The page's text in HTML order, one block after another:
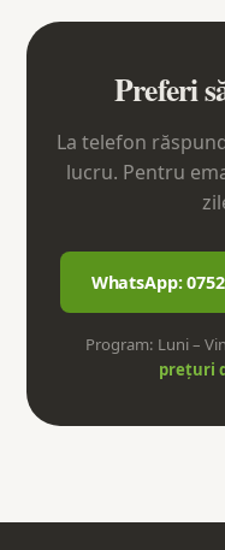
Preferi
La telefon
lucru. Pentru
WhatsApp:
Program: Luni –
prețuri